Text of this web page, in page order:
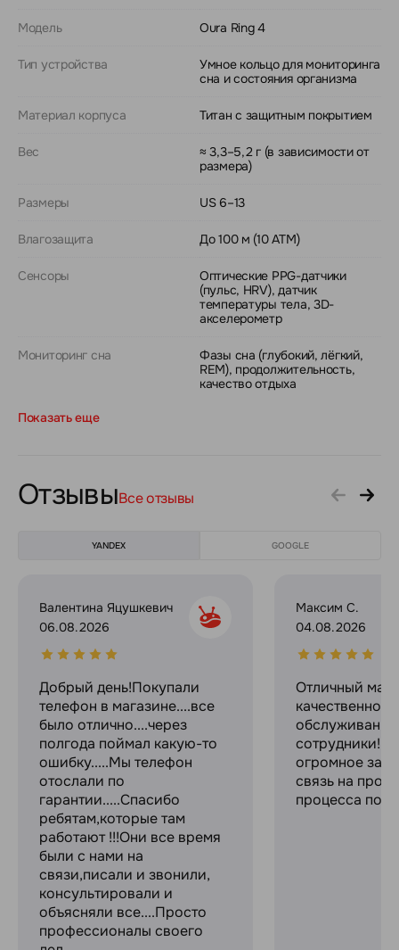
Модель Oura Ring 4
Тип устройства
Умное кольцо для мониторинга
сна и состояния организма
Материал корпуса Титан с защитным покрытием
Вес
≈ 3,3–5,2 г (в зависимости от
размера)
Размеры US 6–13
Влагозащита До 100 м (10 ATM)
Сенсоры
Оптические PPG-датчики
(пульс, HRV), датчик
температуры тела, 3D-
акселерометр
Мониторинг сна
Фазы сна (глубокий, лёгкий,
REM), продолжительность,
качество отдыха
Показать еще
ОтзывыВсе отзывы
YANDEX GOOGLE
Валентина Яцушкевич
06.08.2026
Добрый день!Покупали
телефон в магазине....все
было отлично....через
полгода поймал какую-то
ошибку.....Мы телефон
отослали по
гарантии.....Спасибо
ребятам,которые там
работают !!!Они все время
были с нами на
связи,писали и звонили,
консультировали и
объясняли все....Просто
профессионалы своего
Максим С.
04.08.2026
Отличный
качественное
сотрудники!
огромное за
связь на
процесса